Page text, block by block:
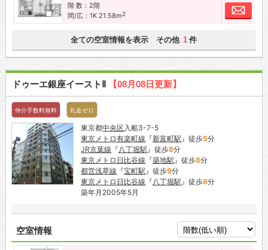
階 数：2階
間/広：1K 21.58m2
お
全ての空室情報を表示 その他 1 件
ドゥーエ銀座イーストⅡ 【08月08日更新】
仲介手数料無料 礼金ゼロ
東京都中央区 入船3-7-5
東京メトロ有楽町線 『新富町駅 』徒歩5分
JR京葉線 『 八丁堀駅 』徒歩8分
東京メトロ日比谷線 『築地駅 』徒歩8分
都営浅草線 『宝町駅 』徒歩9分
東京メトロ日比谷線 『 八丁堀駅 』徒歩8分
築年月2005年5月
空室情報